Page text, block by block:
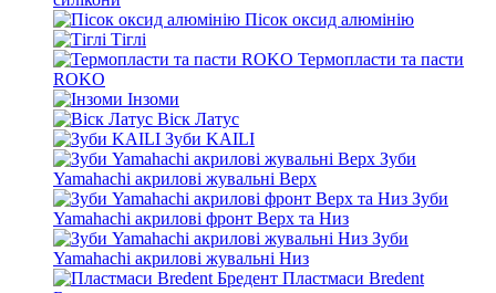
Пісок оксид алюмінію
Тіглі
Термопласти та пасти
ROKO
Інзоми
Віск Латус
Зуби KAILI
Зуби
Yamahachi акрилові жувальні Верх
Зуби
Yamahachi акрилові фронт Верх та Низ
Зуби
Yamahachi акрилові жувальні Низ
Пластмаси Bredent